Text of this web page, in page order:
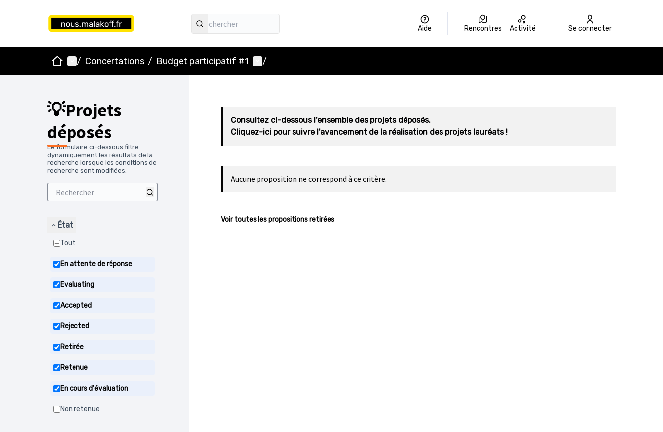
Aide Rencontres Activité Se connecter
AccueilMenu principal
/ Concertations / Budget participatif #1 Menu utilisateur
/
💡Projets
déposés
Le formulaire ci-dessous filtre
dynamiquement les résultats de la
recherche lorsque les conditions de
recherche sont modifiées.
État
Tout
En attente de réponse
Evaluating
Accepted
Rejected
Retirée
Retenue
En cours d'évaluation
Non retenue
Consultez ci-dessous l'ensemble des projets déposés.
Cliquez-ici pour suivre l'avancement de la réalisation des projets lauréats !
Aucune proposition ne correspond à ce critère.
Voir toutes les propositions retirées